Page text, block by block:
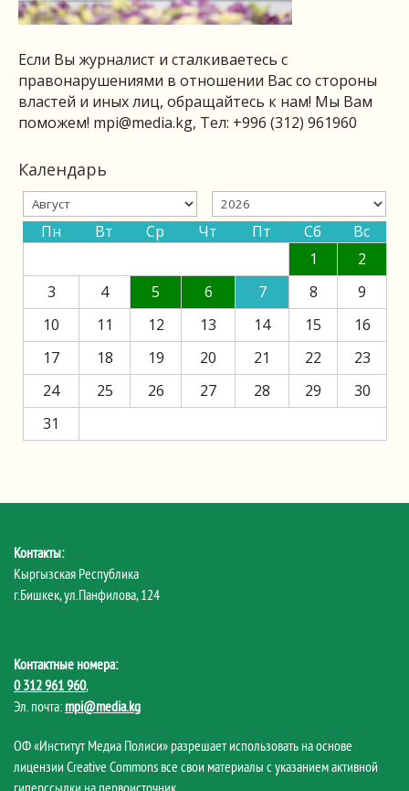
Если Вы журналист и сталкиваетесь с
правонарушениями в отношении Вас со стороны
властей и иных лиц, обращайтесь к нам! Мы Вам
поможем! mpi@media.kg, Тел: +996 (312) 961960
Календарь
Пн Вт Ср Чт Пт Сб
Вс
1
2
3
4 5 6 7 8
9
10
11 12 13 14 15
16
17
18 19 20 21 22
23
24
25 26 27 28 29
30
31
Контакты:
Кыргызская Республика
г.Бишкек, ул.Панфилова, 124
Контактные номера:
0 312 961 960,
Эл. почта: mpi@media.kg
ОФ «Институт Медиа Полиси» разрешает использовать на основе
лицензии Creative Commons все свои материалы с указанием активной
гиперссылки на первоисточник.